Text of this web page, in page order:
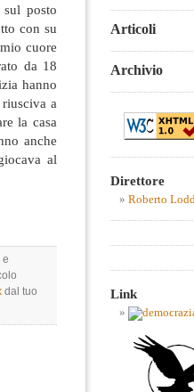
posto
con su
cuore
da 18
hanno
a
la casa
anche
al
e
dal tuo
Articoli
Archivio
Direttore
Roberto
Link